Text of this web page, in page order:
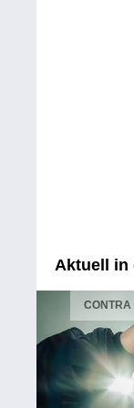
Aktuell in